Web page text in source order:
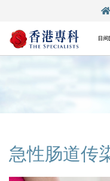
日
急性肠道传